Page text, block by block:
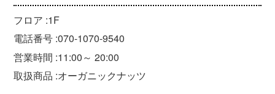
フロア :1F
電話番号 :070-1070-9540
営業時間 :11:00～ 20:00
取扱商品 :オーガニックナッツ